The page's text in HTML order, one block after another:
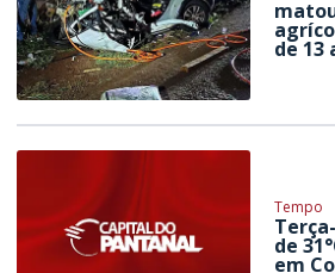
de 13
Tempo
de
em